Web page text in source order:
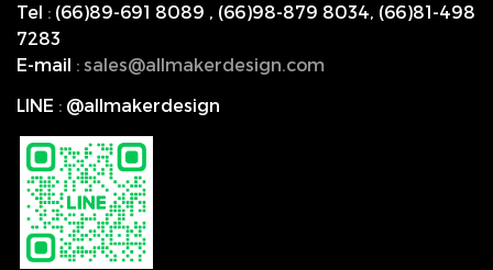
Tel : (66)89-691 8089 , (66)98-879 8034, (66)81-498
7283
E-mail : sales@allmakerdesign.com
LINE : @allmakerdesign